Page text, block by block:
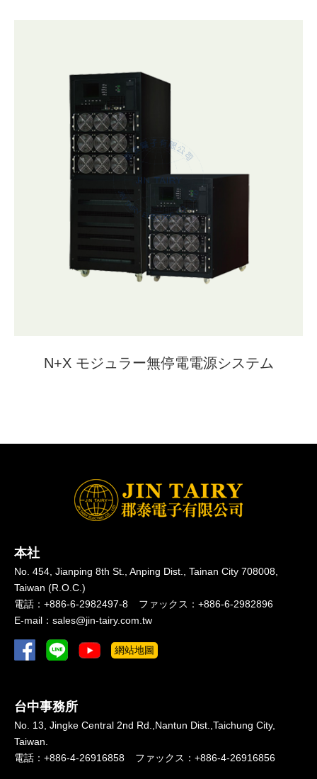
N+X モジュラー無停電電源システム
本社
No. 454, Jianping 8th St., Anping Dist.,
Tainan City 708008,
Taiwan (R.O.C.)
電話： +886-6-2982497-8 ファックス： +886-6-2982896
E-mail： sales@jin-tairy.com.tw
網站地圖
台中事務所
No. 13, Jingke Central 2nd Rd., Nantun Dist., Taichung City,
Taiwan.
電話： +886-4-26916858 ファックス： +886-4-26916856